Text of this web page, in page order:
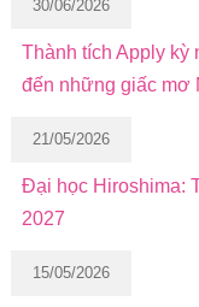
30/06/2026
Thành tích Apply kỳ
đến những giấc mơ
21/05/2026
Đại học Hiroshima:
2027
15/05/2026